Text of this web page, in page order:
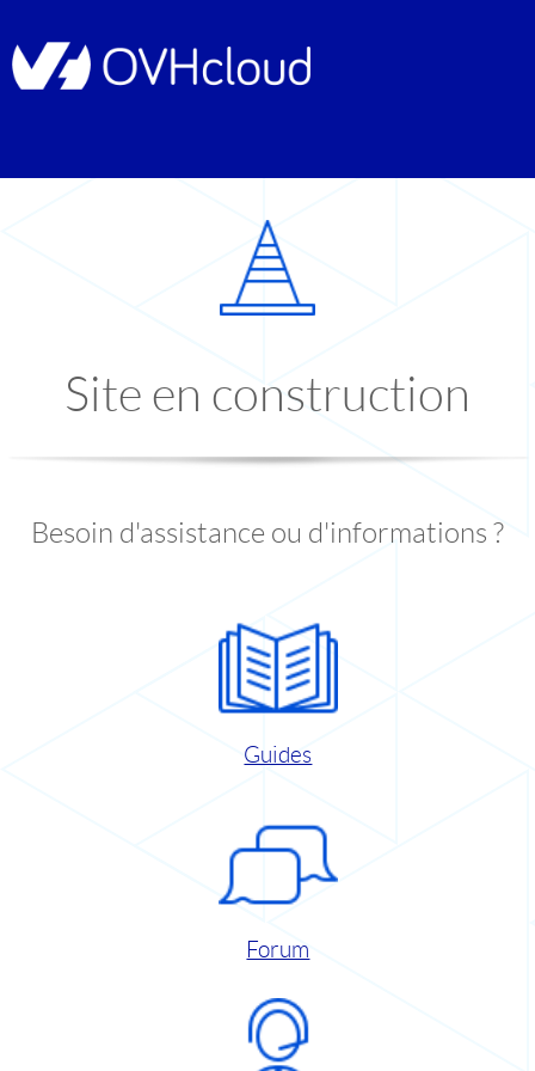
Site en construction
Besoin d'assistance ou d'informations ?
Guides
Forum